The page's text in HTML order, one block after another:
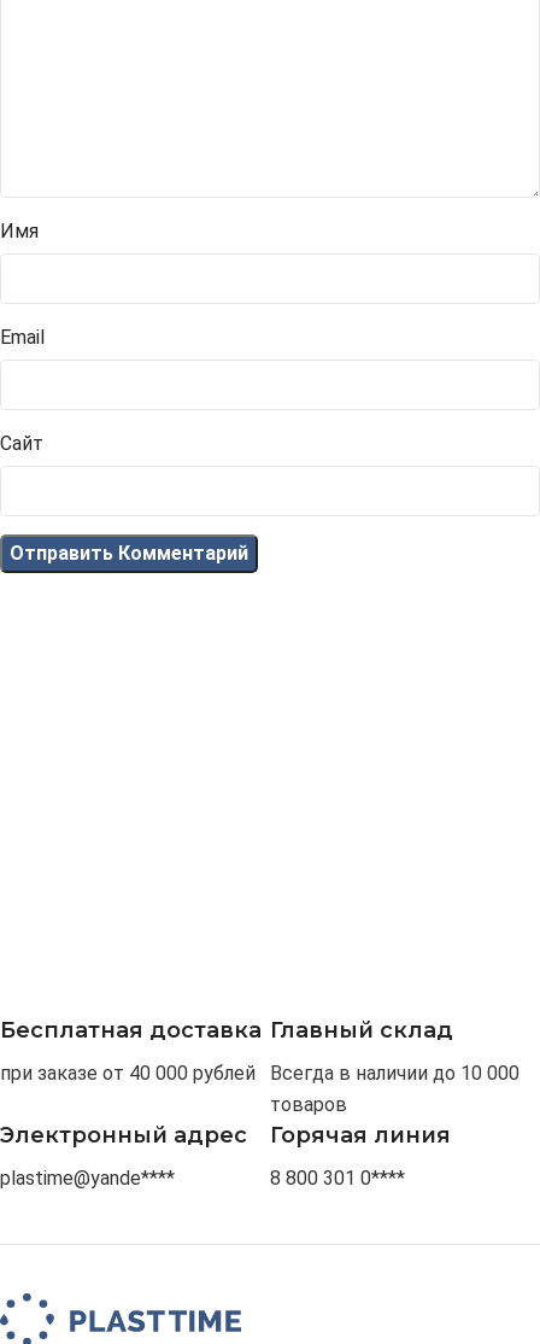
Имя
Email
Сайт
Бесплатная доставка
при заказе от 40 000 рублей
Главный склад
Всегда в наличии до 10 000
товаров
Электронный адрес
plastime@yande****
Горячая линия
8 800 301 0****